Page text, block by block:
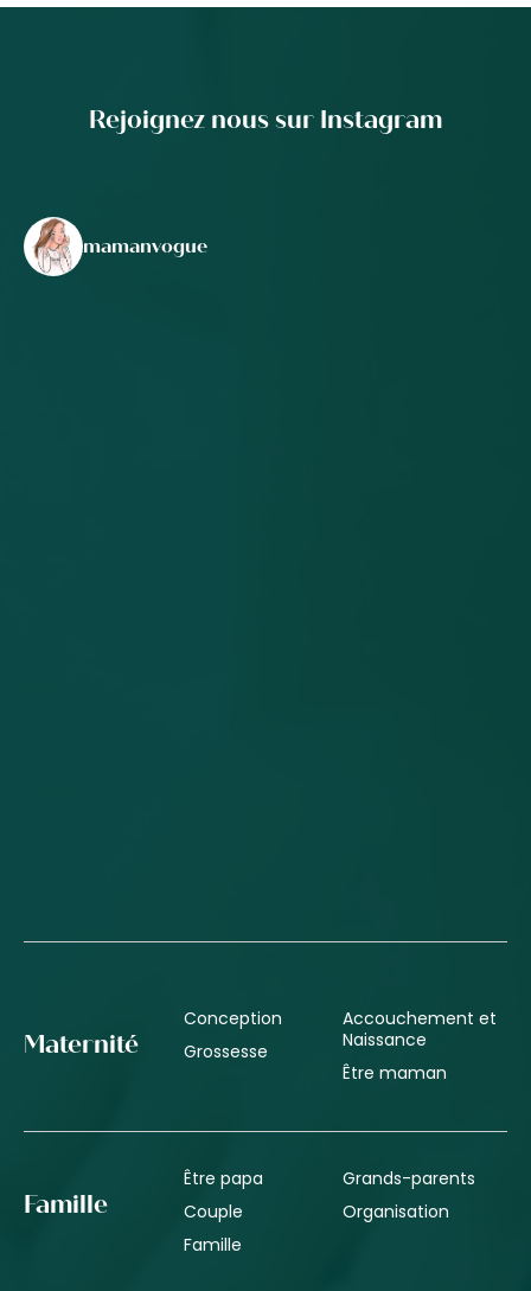
Rejoignez nous sur Instagram
mamanvogue
Maternité
Conception
Grossesse
Accouchement et
Naissance
Être maman
Famille
Être papa
Couple
Famille
Grands-parents
Organisation